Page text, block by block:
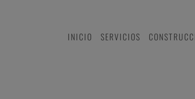
INICIO SERVICIOS